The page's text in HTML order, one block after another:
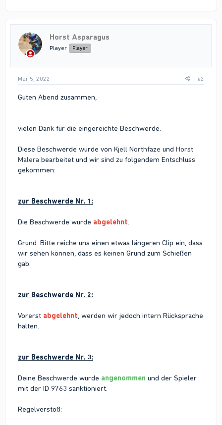
t
o
n
s
Horst Asparagus
Player Player
Mar 5, 2022 #2
Guten Abend zusammen,
vielen Dank für die eingereichte Beschwerde.
Diese Beschwerde wurde von Kjell Northfaze und Horst
Malera bearbeitet und wir sind zu folgendem Entschluss
gekommen:
zur Beschwerde Nr. 1:
Die Beschwerde wurde abgelehnt.
Grund: Bitte reiche uns einen etwas längeren Clip ein, dass
wir sehen können, dass es keinen Grund zum Schießen
gab.
zur Beschwerde Nr. 2:
Vorerst abgelehnt, werden wir jedoch intern Rücksprache
halten.
zur Beschwerde Nr. 3:
Deine Beschwerde wurde angenommen und der Spieler
mit der ID 9763 sanktioniert.
Regelverstoß: